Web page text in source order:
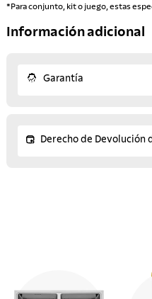
*Para conjunto, kit o juego, estas
Información adicional
Garantía
Derecho de Devolución